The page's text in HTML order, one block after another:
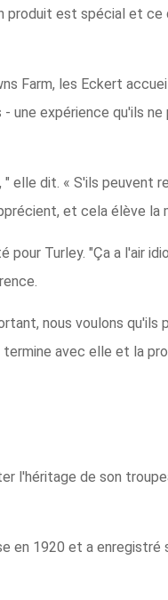
produit est spécial et ce
Farm, les Eckert
une expérience qu'ils
elle dit. « S'ils peuvent
et cela élève la
Turley. "Ça a l'air
nous voulons
avec elle et la
l'héritage de son
en 1920 et a enregistré